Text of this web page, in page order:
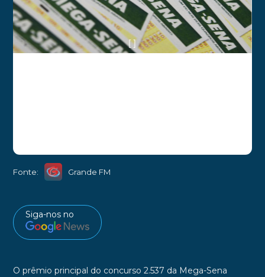
[ ]
Fonte: Grande FM
Siga-nos no
O prêmio principal do concurso 2.537 da Mega-Sena